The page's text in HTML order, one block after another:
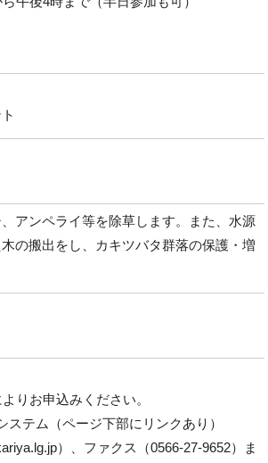
アンペライ等を除草します。また、水源
の搬出をし、カキツバタ群落の保護・増
りお申込みください。
ステム（ページ下部にリンクあり）
）、ファクス（0566-27-9652）ま